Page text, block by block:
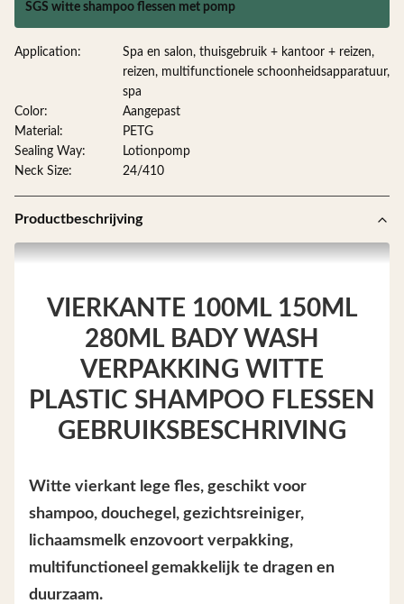
SGS witte shampoo flessen met pomp
Application:
Spa en salon, thuisgebruik + kantoor + reizen,
reizen, multifunctionele schoonheidsapparatuur,
spa
Color:
Aangepast
Material:
PETG
Sealing Way:
Lotionpomp
Neck Size:
24/410
Productbeschrijving
VIERKANTE 100ML 150ML
280ML BADY WASH
VERPAKKING WITTE
PLASTIC SHAMPOO FLESSEN
GEBRUIKSBESCHRIVING
Witte vierkant lege fles, geschikt voor
shampoo, douchegel, gezichtsreiniger,
lichaamsmelk enzovoort verpakking,
multifunctioneel gemakkelijk te dragen en
duurzaam.